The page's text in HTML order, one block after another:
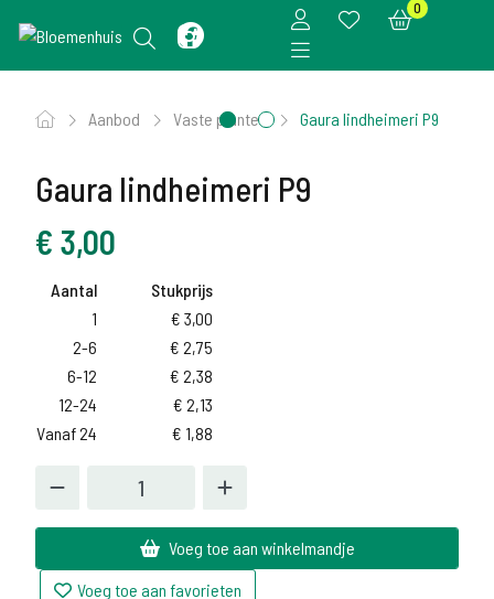
0
Aanbod Vaste planten Gaura lindheimeri P9
Gaura lindheimeri P9
€ 3,00
Aantal
Stukprijs
1
€ 3,00
2-6
€ 2,75
6-12
€ 2,38
12-24
€ 2,13
Vanaf 24
€ 1,88
Voeg toe aan winkelmandje
Voeg toe aan favorieten